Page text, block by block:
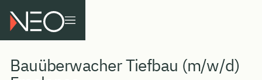
Bauüberwacher Tiefbau (m/w/d)